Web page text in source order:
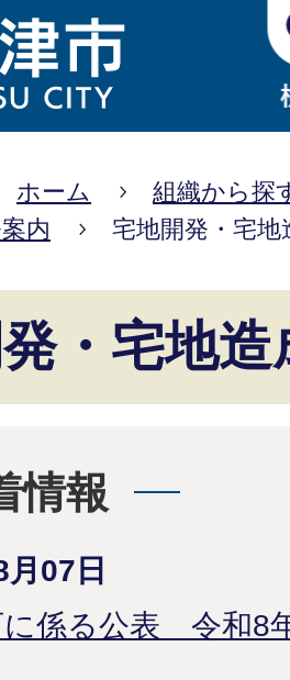
ホーム
組織から探
内 宅地開発・宅地
・宅地造
情報
07日
に係る公表 令和8